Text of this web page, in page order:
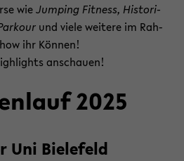
wieJum­ping Fit­ness, His­to­ri­
und viele wei­te­re im Rah­
ihr Kön­nen!
an­schau­en!
2025
Uni Bie­le­feld